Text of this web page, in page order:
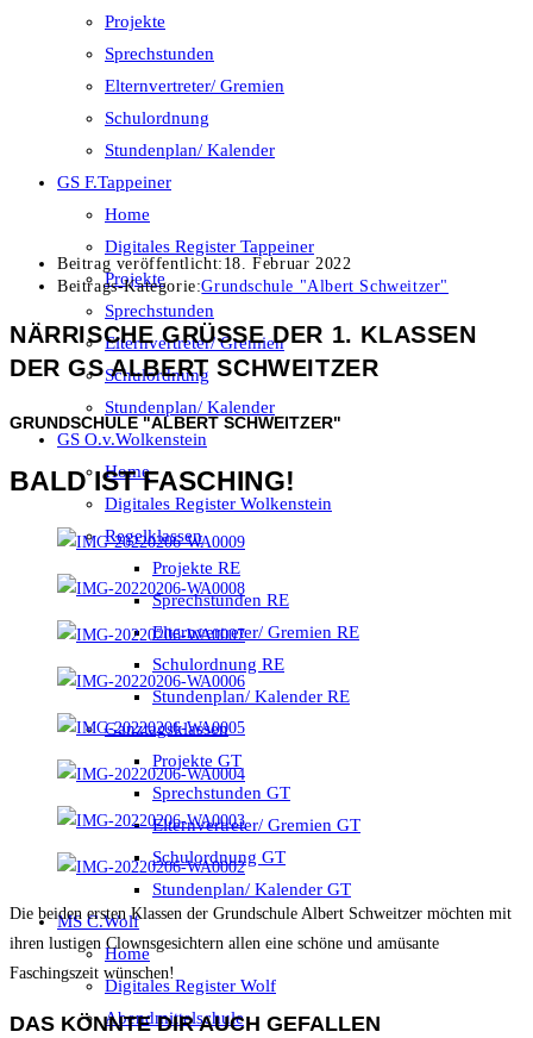
Projekte
Sprechstunden
Elternvertreter/ Gremien
Schulordnung
Stundenplan/ Kalender
GS F.Tappeiner
Home
Digitales Register Tappeiner
Projekte
Sprechstunden
Elternvertreter/ Gremien
Schulordnung
Stundenplan/ Kalender
GS O.v.Wolkenstein
Home
Digitales Register Wolkenstein
Regelklassen
Projekte RE
Sprechstunden RE
Elternvertreter/ Gremien RE
Schulordnung RE
Stundenplan/ Kalender RE
Ganztagsklassen
Projekte GT
Sprechstunden GT
Elternvertreter/ Gremien GT
Schulordnung GT
Stundenplan/ Kalender GT
MS C.Wolf
Home
Digitales Register Wolf
Abendmittelschule
Beitrag veröffentlicht: 18. Februar 2022
Beitrags-Kategorie:Grundschule "Albert Schweitzer"
NÄRRISCHE GRÜSSE DER 1. KLASSEN D
ER GS ALBERT SCHWEITZER
GRUNDSCHULE "ALBERT SCHWEITZER"
BALD IST FASCHING!
Die beiden ersten Klassen der Grundschule Albert Schweitzer möchten mit
ihren lustigen Clownsgesichtern allen eine schöne und amüsante
Faschingszeit wünschen!
DAS KÖNNTE DIR AUCH GEFALLEN